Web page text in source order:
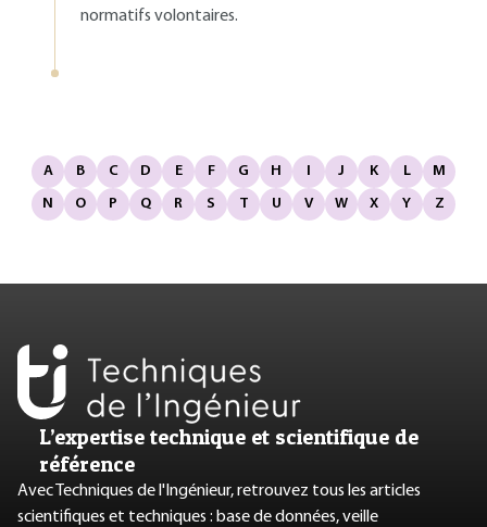
normatifs volontaires.
A B C D E F G H I J K L
M
N
O P Q R S T U V W X Y Z
L’expertise technique et scientifique de
référence
Avec Techniques de l'Ingénieur, retrouvez tous les articles
scientifiques et techniques : base de données, veille